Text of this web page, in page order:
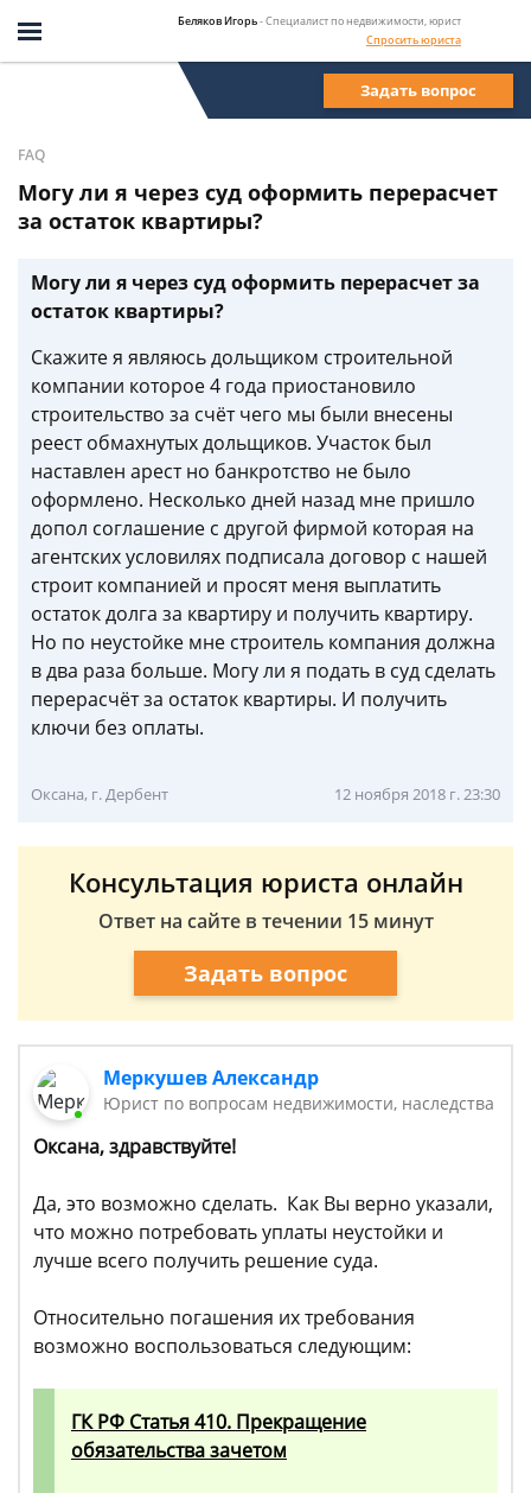
Беляков Игорь- Специалист по недвижимости, юрист
Спросить юриста
Задать вопрос
FAQ
Могу ли я через суд оформить перерасчет
за остаток квартиры?
Могу ли я через суд оформить перерасчет за
остаток квартиры?
Скажите я являюсь дольщиком строительной
компании которое 4 года приостановило
строительство за счёт чего мы были внесены
реест обмахнутых дольщиков. Участок был
наставлен арест но банкротство не было
оформлено. Несколько дней назад мне пришло
допол соглашение с другой фирмой которая на
агентских условилях подписала договор с нашей
строит компанией и просят меня выплатить
остаток долга за квартиру и получить квартиру.
Но по неустойке мне строитель компания должна
в два раза больше. Могу ли я подать в суд сделать
перерасчёт за остаток квартиры. И получить
ключи без оплаты.
Оксана, г. Дербент 12 ноября 2018 г. 23:30
Консультация юриста онлайн
Ответ на сайте в течении 15 минут
Задать вопрос
Меркушев Александр
Юрист по вопросам недвижимости, наследства
Оксана, здравствуйте!
Да, это возможно сделать. Как Вы верно указали,
что можно потребовать уплаты неустойки и
лучше всего получить решение суда.
Относительно погашения их требования
возможно воспользоваться следующим:
ГК РФ Статья 410. Прекращение
обязательства зачетом